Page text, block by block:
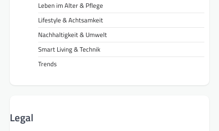
Leben im Alter & Pflege
Lifestyle & Achtsamkeit
Nachhaltigkeit & Umwelt
Smart Living & Technik
Trends
Legal